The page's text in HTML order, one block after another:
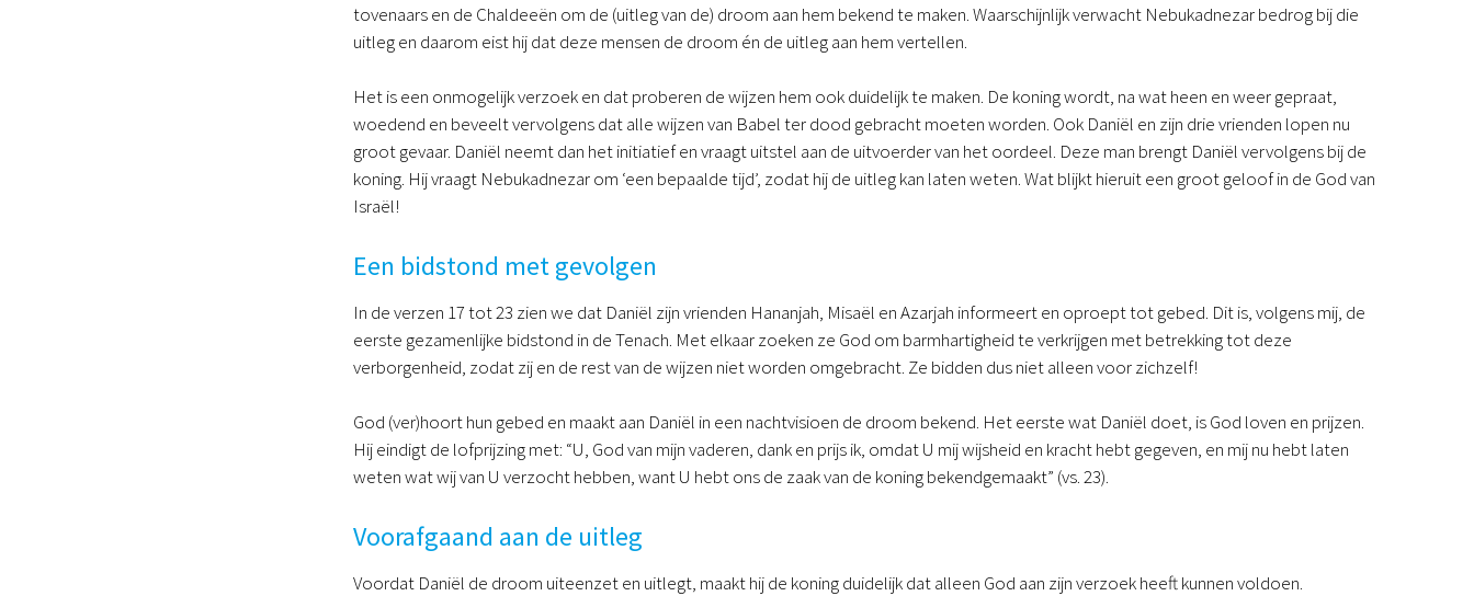
tovenaars en de Chaldeeën om de (uitleg van de) droom aan hem bekend te maken. Waarschijnlijk verwacht Nebukadnezar bedrog bij die
uitleg en daarom eist hij dat deze mensen de droom én de uitleg aan hem vertellen.
Het is een onmogelijk verzoek en dat proberen de wijzen hem ook duidelijk te maken. De koning wordt, na wat heen en weer gepraat,
woedend en beveelt vervolgens dat alle wijzen van Babel ter dood gebracht moeten worden. Ook Daniël en zijn drie vrienden lopen nu
groot gevaar. Daniël neemt dan het initiatief en vraagt uitstel aan de uitvoerder van het oordeel. Deze man brengt Daniël vervolgens bij de
koning. Hij vraagt Nebukadnezar om ‘een bepaalde tijd’, zodat hij de uitleg kan laten weten. Wat blijkt hieruit een groot geloof in de God van
Israël!
Een bidstond met gevolgen
In de verzen 17 tot 23 zien we dat Daniël zijn vrienden Hananjah, Misaël en Azarjah informeert en oproept tot gebed. Dit is, volgens mij, de
eerste gezamenlijke bidstond in de Tenach. Met elkaar zoeken ze God om barmhartigheid te verkrijgen met betrekking tot deze
verborgenheid, zodat zij en de rest van de wijzen niet worden omgebracht. Ze bidden dus niet alleen voor zichzelf!
God (ver)hoort hun gebed en maakt aan Daniël in een nachtvisioen de droom bekend. Het eerste wat Daniël doet, is God loven en prijzen.
Hij eindigt de lofprijzing met: “U, God van mijn vaderen, dank en prijs ik, omdat U mij wijsheid en kracht hebt gegeven, en mij nu hebt laten
weten wat wij van U verzocht hebben, want U hebt ons de zaak van de koning bekendgemaakt” (vs. 23).
Voorafgaand aan de uitleg
Voordat Daniël de droom uiteenzet en uitlegt, maakt hij de koning duidelijk dat alleen God aan zijn verzoek heeft kunnen voldoen.